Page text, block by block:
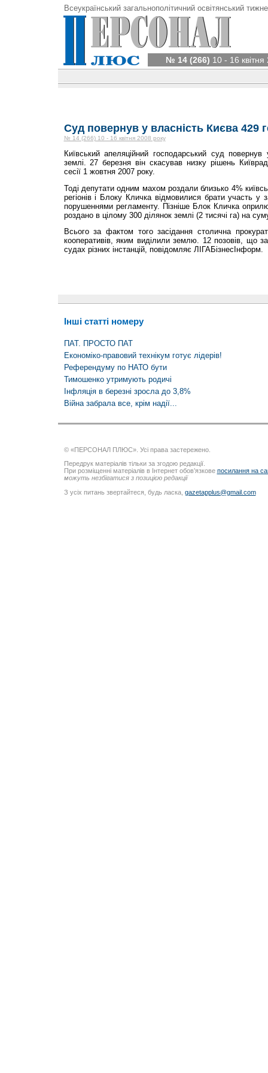
Всеукраїнський загальнополітичний освітянський
№ 14 (266) 10 - 16
Суд повернув у власність Києва 429
№ 14 (266) 10 - 16 квітня 2008 року
Київський апеляційний господарський суд
землі. 27 березня він скасував низку рішень
сесії 1 жовтня 2007 року.
Тоді депутати одним махом роздали близько 4%
регіонів і Блоку Кличка відмовилися брати участь у
порушеннями регламенту. Пізніше Блок Кличка
роздано в цілому 300 ділянок землі (2 тисячі га) на
Всього за фактом того засідання столична
кооперативів, яким виділили землю. 12 позовів, що
судах різних інстанцій, повідомляє ЛIГАБiзнес­Iнформ.
Інші статті номеру
ПАТ. ПРОСТО ПАТ
Економіко-правовий технікум готує лідерів!
Референдуму по НАТО бути
Тимошенко утримують родичі
Інфляція в березні зросла до 3,8%
Війна забрала все, крім надії...
© «ПЕРСОНАЛ ПЛЮС». Усі права застережено.
Передрук матеріалів тільки за згодою редакції.
При розміщенні матеріалів в Інтернет обов’язкове посилання на
можуть незбігатися з позицією редакції
З усіх питань звертайтеся, будь ласка, gazetapplus@gmail.com